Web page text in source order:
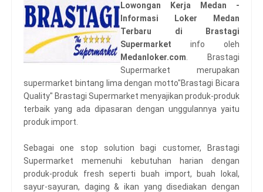
Lowongan Kerja Medan -
Informasi Loker Medan
Terbaru di Brastagi
Supermarket info oleh
Medanloker.com . Brastagi
Supermarket merupakan
supermarket bintang lima dengan motto"Brastagi Bicara
Quality" Brastagi Supermarket menyajikan produk-produk
terbaik yang ada dipasaran dengan unggulannya yaitu
produk import.
Sebagai one stop solution bagi customer, Brastagi
Supermarket memenuhi kebutuhan harian dengan
produk-produk fresh seperti buah import, buah lokal,
sayur-sayuran, daging & ikan yang disediakan dengan